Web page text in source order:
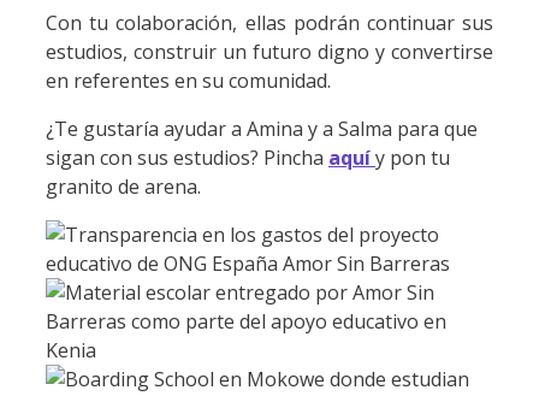
Con tu colaboración, ellas podrán continuar sus
estudios, construir un futuro digno y convertirse
en referentes en su comunidad.
¿Te gustaría ayudar a Amina y a Salma para que
sigan con sus estudios? Pincha aquíy pon tu
granito de arena.